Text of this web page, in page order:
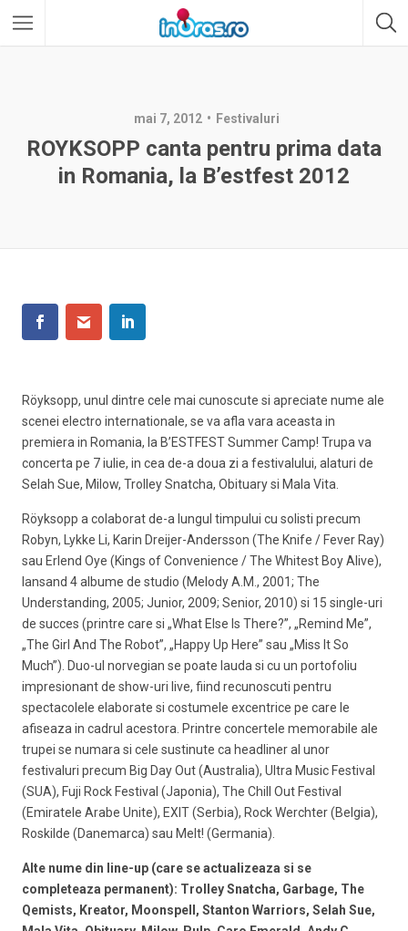
mai 7, 2012 Festivaluri
ROYKSOPP canta pentru prima data
in Romania, la B’estfest 2012
Röyksopp, unul dintre cele mai cunoscute si apreciate nume ale
scenei electro internationale, se va afla vara aceasta in
premiera in Romania, la B’ESTFEST Summer Camp! Trupa va
concerta pe 7 iulie, in cea de-a doua zi a festivalului, alaturi de
Selah Sue, Milow, Trolley Snatcha, Obituary si Mala Vita.
Röyksopp a colaborat de-a lungul timpului cu solisti precum
Robyn, Lykke Li, Karin Dreijer-Andersson (The Knife / Fever Ray)
sau Erlend Oye (Kings of Convenience / The Whitest Boy Alive),
lansand 4 albume de studio (Melody A.M., 2001; The
Understanding, 2005; Junior, 2009; Senior, 2010) si 15 single-uri
de succes (printre care si „What Else Is There?”, „Remind Me”,
„The Girl And The Robot”, „Happy Up Here” sau „Miss It So
Much”). Duo-ul norvegian se poate lauda si cu un portofoliu
impresionant de show-uri live, fiind recunoscuti pentru
spectacolele elaborate si costumele excentrice pe care le
afiseaza in cadrul acestora. Printre concertele memorabile ale
trupei se numara si cele sustinute ca headliner al unor
festivaluri precum Big Day Out (Australia), Ultra Music Festival
(SUA), Fuji Rock Festival (Japonia), The Chill Out Festival
(Emiratele Arabe Unite), EXIT (Serbia), Rock Werchter (Belgia),
Roskilde (Danemarca) sau Melt! (Germania).
Alte nume din line-up (care se actualizeaza si se
completeaza permanent): Trolley Snatcha, Garbage, The
Qemists, Kreator, Moonspell, Stanton Warriors, Selah Sue,